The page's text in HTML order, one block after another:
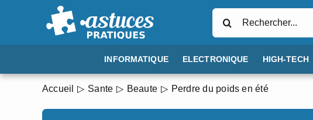
INFORMATIQUE ELECTRONIQUE HIGH-TECH
Accueil Sante Beaute Perdre du poids en été